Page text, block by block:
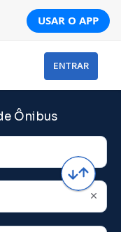
USAR O APP
ENTRAR
Ônibus